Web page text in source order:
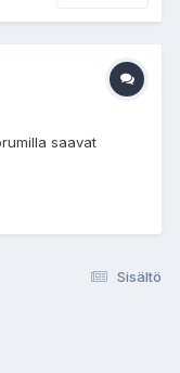
saavat
Sisältö